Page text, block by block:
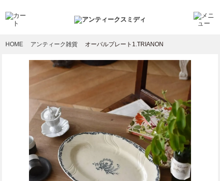
HOME アンティーク雑貨 オーバルプレート1.TRIANON